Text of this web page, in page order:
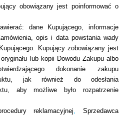
obowiązany jest poinformować o
dane Kupującego, informacje
opis i data powstania wady
Kupujący zobowiązany jest
lub kopii Dowodu Zakupu albo
dokonanie zakupu
jak również doodesłania
aby możliwe było rozpatrzenie
reklamacyjnej, Sprzedawca